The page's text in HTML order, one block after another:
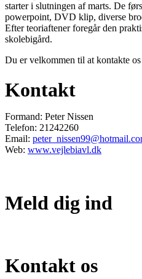
starter i slutningen af marts. De
powerpoint, DVD klip, diverse
Efter teoriaftener foregår den
skolebigård.
Du er velkommen til at kontakte
Kontakt
Formand: Peter Nissen
Telefon: 21242260
Email:
Web: www.vejlebiavl.dk
Meld dig ind
Kontakt os